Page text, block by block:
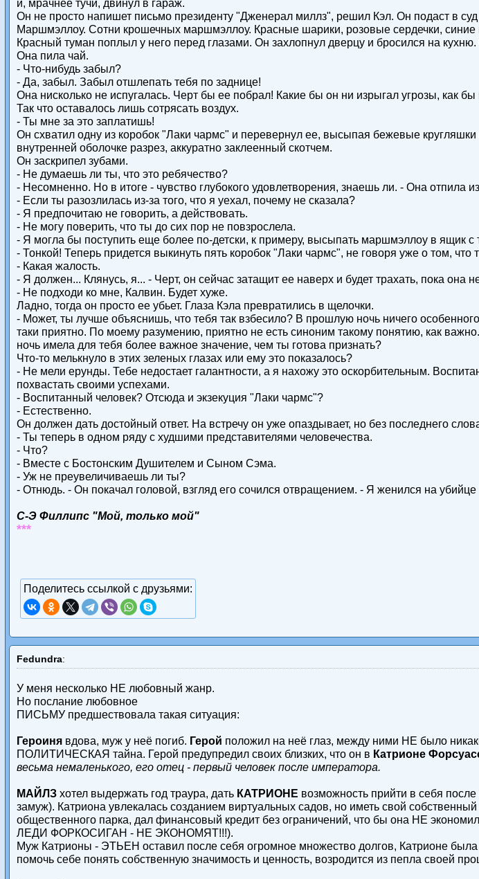
и, мрачнее тучи, двинул в гараж.
Он не просто напишет письмо президенту "Дженерал миллз", решил Кэл. Он подаст в
Маршмэллоу. Сотни крошечных маршмэллоу. Красные шарики, розовые сердечки,
Красный туман поплыл у него перед глазами. Он захлопнул дверцу и бросился на кухню.
Она пила чай.
- Что-нибудь забыл?
- Да, забыл. Забыл отшлепать тебя по заднице!
Она нисколько не испугалась. Черт бы ее побрал! Какие бы он ни изрыгал угрозы, как
Так что оставалось лишь сотрясать воздух.
- Ты мне за это заплатишь!
Он схватил одну из коробок "Лаки чармс" и перевернул ее, высыпая бежевые
внутренней оболочке разрез, аккуратно заклеенный скотчем.
Он заскрипел зубами.
- Не думаешь ли ты, что это ребячество?
- Несомненно. Но в итоге - чувство глубокого удовлетворения, знаешь ли. - Она отпила
- Если ты разозлилась из-за того, что я уехал, почему не сказала?
- Я предпочитаю не говорить, а действовать.
- Не могу поверить, что ты до сих пор не повзрослела.
- Я могла бы поступить еще более по-детски, к примеру, высыпать маршмэллоу в ящик
- Тонкой! Теперь придется выкинуть пять коробок "Лаки чармс", не говоря уже о том, что
- Какая жалость.
- Я должен... Клянусь, я... - Черт, он сейчас затащит ее наверх и будет трахать, пока она
- Не подходи ко мне, Калвин. Будет хуже.
Ладно, тогда он просто ее убьет. Глаза Кэла превратились в щелочки.
- Может, ты лучше объяснишь, что тебя так взбесило? В прошлую ночь ничего
таки приятно. По моему разумению, приятно не есть синоним такому понятию, как
ночь имела для тебя более важное значение, чем ты готова признать?
Что-то мелькнуло в этих зеленых глазах или ему это показалось?
- Не мели ерунды. Тебе недостает галантности, а я нахожу это оскорбительным.
похвастать своими успехами.
- Воспитанный человек? Отсюда и экзекуция "Лаки чармс"?
- Естественно.
Он должен дать достойный ответ. На встречу он уже опаздывает, но без последнего
- Ты теперь в одном ряду с худшими представителями человечества.
- Что?
- Вместе с Бостонским Душителем и Сыном Сэма.
- Уж не преувеличиваешь ли ты?
- Отнюдь. - Он покачал головой, взгляд его сочился отвращением. - Я женился на
С-Э Филлипс "Мой, только мой"
***
Поделитесь ссылкой с друзьями:
Fedundra:
У меня несколько НЕ любовный жанр.
Но послание любовное
ПИСЬМУ предшествовала такая ситуация:
Героиня вдова, муж у неё погиб. Герой положил на неё глаз, между ними НЕ было
ПОЛИТИЧЕСКАЯ тайна. Герой предупредил своих близких, что он в Катрионе
весьма немаленького, его отец - первый человек после императора.
МАЙЛЗ хотел выдержать год траура, дать КАТРИОНЕ возможность прийти в себя
замуж). Катриона увлекалась созданием виртуальных садов, но иметь свой
общественного парка, дал финансовый кредит без ограничений, что бы она НЕ
ЛЕДИ ФОРКОСИГАН - НЕ ЭКОНОМЯТ!!!).
Муж Катрионы - ЭТЬЕН оставил после себя огромное множество долгов, Катрионе
помочь себе понять собственную значимость и ценность, возродится из пепла своей